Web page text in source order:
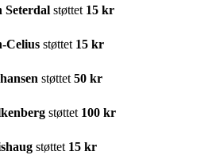
Seterdal støttet 15 kr
Celius støttet 15 kr
støttet 50 kr
støttet 100 kr
støttet 15 kr